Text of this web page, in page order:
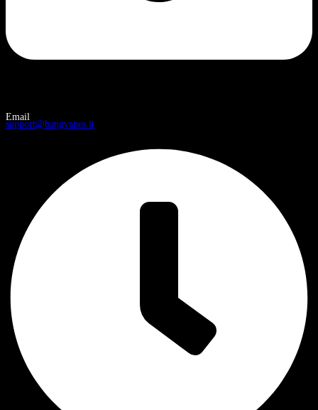
Email
support@bangvapes.it